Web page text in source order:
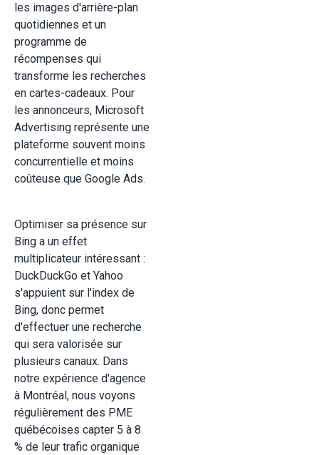
les images d'arrière-plan
quotidiennes et un
programme de
récompenses qui
transforme les recherches
en cartes-cadeaux. Pour
les annonceurs, Microsoft
Advertising représente une
plateforme souvent moins
concurrentielle et moins
coûteuse que Google Ads.
Optimiser sa présence sur
Bing a un effet
multiplicateur intéressant :
DuckDuckGo et Yahoo
s'appuient sur l'index de
Bing, donc permet
d'effectuer une recherche
qui sera valorisée sur
plusieurs canaux. Dans
notre expérience d'agence
à Montréal, nous voyons
régulièrement des PME
québécoises capter 5 à 8
% de leur trafic organique